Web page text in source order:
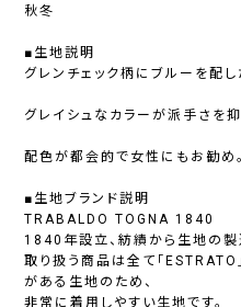
秋冬
■生地説明
グレンチェック柄にブルーを配し
グレイシュなカラーが派手さを
配色が都会的で女性にもお勧め。
■生地ブランド説明
TRABALDO TOGNA 1840
1840年設立、紡績から生地の製
取り扱う商品は全て「ESTRATO
がある生地のため、
非常に着用しやすい生地です。